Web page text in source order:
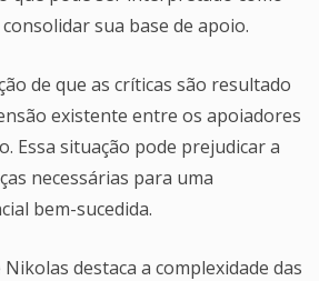
sua base de apoio.
de que as críticas são resultado
existente entre os apoiadores
Essa situação pode prejudicar a
necessárias para uma
bem-sucedida.
destaca a complexidade das